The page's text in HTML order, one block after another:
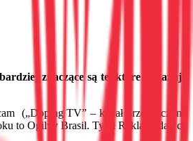
znaczące są te, które angażują
(„Doping TV” – kanał przeznaczony
to Ogilvy Brasil. Tytuł Reklamodawcy